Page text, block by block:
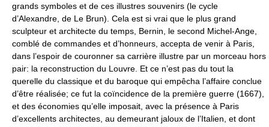
grands symboles et de ces illustres souvenirs (le cycle
d’Alexandre, de Le Brun). Cela est si vrai que le plus grand
sculpteur et architecte du temps, Bernin, le second Michel-Ange,
comblé de commandes et d’honneurs, accepta de venir à Paris,
dans l’espoir de couronner sa carrière illustre par un morceau hors
pair: la reconstruction du Louvre. Et ce n’est pas du tout la
querelle du classique et du baroque qui empêcha l’affaire conclue
d’être réalisée; ce fut la coïncidence de la première guerre (1667),
et des économies qu’elle imposait, avec la présence à Paris
d’excellents architectes, au demeurant jaloux de l’Italien, et dont